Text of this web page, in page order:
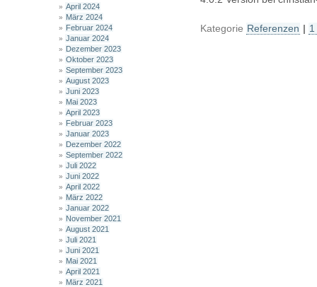
April 2024
März 2024
Februar 2024
Januar 2024
Dezember 2023
Oktober 2023
September 2023
August 2023
Juni 2023
Mai 2023
April 2023
Februar 2023
Januar 2023
Dezember 2022
September 2022
Juli 2022
Juni 2022
April 2022
März 2022
Januar 2022
November 2021
August 2021
Juli 2021
Juni 2021
Mai 2021
April 2021
März 2021
Kategorie Referenzen |